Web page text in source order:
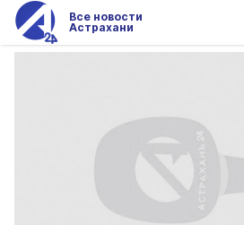
Все новости
Астрахани